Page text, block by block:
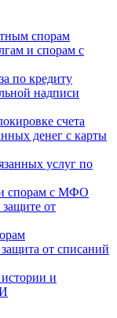
спорам
и спорам с
по кредиту
надписи
счета
денег с карты
услуг по
спорам с МФО
от
от списаний
и